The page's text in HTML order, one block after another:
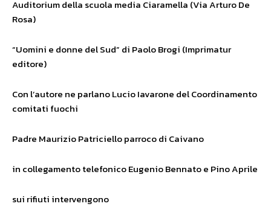
Auditorium della scuola media Ciaramella (Via Arturo De
Rosa)
“Uomini e donne del Sud” di Paolo Brogi (Imprimatur
editore)
Con l’autore ne parlano Lucio Iavarone del Coordinamento
comitati fuochi
Padre Maurizio Patriciello parroco di Caivano
in collegamento telefonico Eugenio Bennato e Pino Aprile
sui rifiuti intervengono